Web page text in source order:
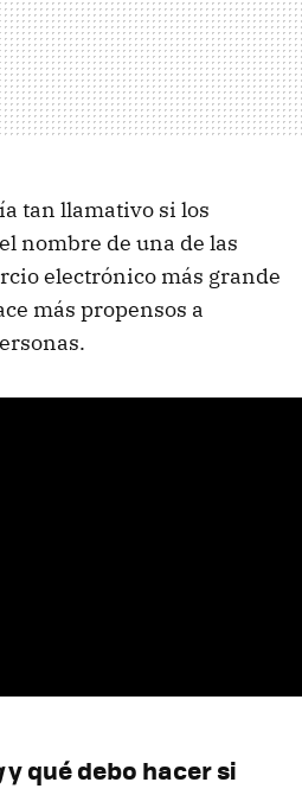
tan llamativo si los
nombre de una de las
electrónico más grande
más propensos a
y qué debo hacer si